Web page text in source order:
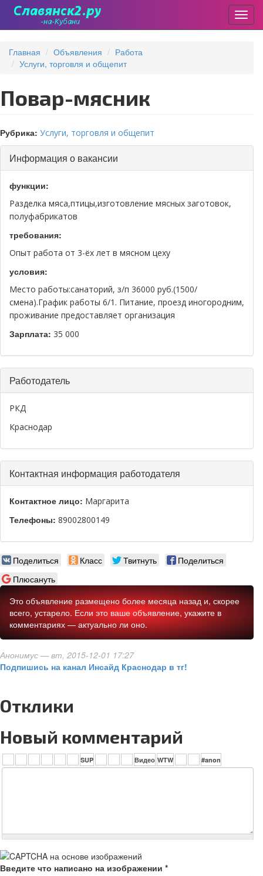
основному
содержанию
Главная Объявления
Работа
Услуги, торговля и общепит
Повар-мясник
Рубрика: Услуги, торговля и общепит
Скрыть
Информация о вакансии
функции:
Разделка мяса,птицы,изготовление мясных заготовок,
полуфабрикатов
требования:
Опыт работа от 3-ёх лет в мясном цеху
условия:
Место работы:санаторий, з/п 36000 руб.(1500/
смена).График работы 6/1. Питание, проезд иногородним,
проживание предоставляет организация
Зарплата: 35 000
Скрыть
Работодатель
РКД
Краснодар
Скрыть
Контактная информация работодателя
Контактное лицо: Маргарита
Телефоны: 89002800149
Поделиться Класс Твитнуть
Поделиться
Плюсануть
Это объявление размещено более месяца назад и, скорее
всего, устарело. Если это ваше объявление, укажите в
комментариях — актуально ли оно.
Анонимус — вт, 2015-12-01 17:27
Подпишись на канал Инсайд Краснодар в тг!
Отклики
Новый комментарий
Введите что написано на изображении *